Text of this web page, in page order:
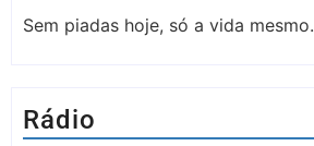
Sem piadas hoje, só a vida mesmo.
Rádio